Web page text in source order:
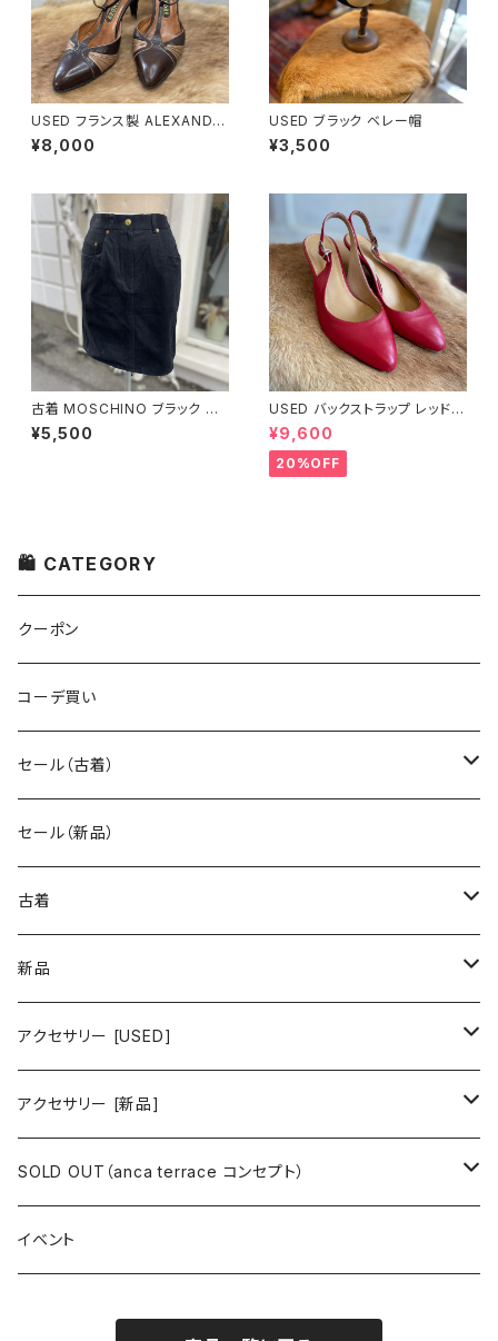
USED フランス製 ALEXANDE
R 本革 ストラップパンプス
¥8,000
USED ブラック ベレー帽
¥3,500
古着 MOSCHINO ブラック タ
イトスカート
¥5,500
USED バックストラップ レッド
パンプス
¥9,600
20%OFF
🛍 CATEGORY
クーポン
コーデ買い
セール（古着）
古着 秋冬コレクション
古着 春夏コレクション
セール（新品）
古着
ワンピース/ドレス
ワンピース
ミニワンピース
トップス
シャツ・ブラウス
ニット
ボトムス
スカート
パンツ
アウター
ジャケット
インナー
新品
ワンピース/ドレス
ワンピース
ミニワンピース
トップス
シャツ・ブラウス
オーバーサイズシャツ
ボトムス
スカート
アウター
アクセサリー [USED]
ピアス
イヤリング
イヤーカフ
アクセサリー [新品]
ピアス
イヤリング
SOLD OUT（anca terrace コンセプト）
コーデ買い
イベント